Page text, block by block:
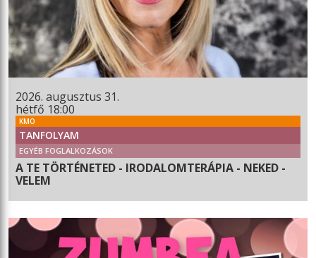
2026. augusztus 31.
hétfő 18:00
KMO
TANFOLYAM
EGYÉB FOGLALKOZÁSOK
A TE TÖRTÉNETED - IRODALOMTERÁPIA - NEKED -
VELEM